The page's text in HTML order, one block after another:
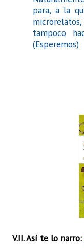
para, a la
tampoco
(Esperemos)
V.II. Así te lo narro: